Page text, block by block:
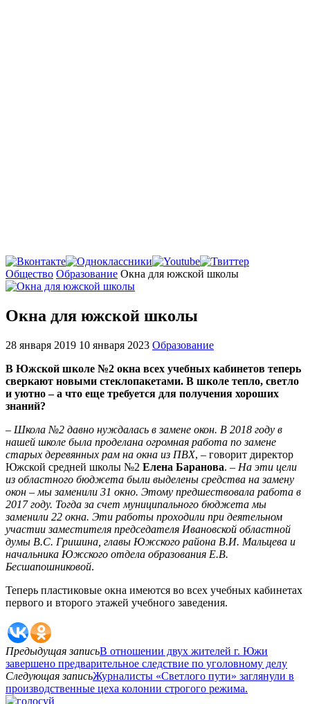
Главная
Общество Образование Окна для южской школы
Окна для южской школы
28 января 2019 10 января 2023 Образование
В Южской школе №2 окна всех учебных кабинетов теперь
сверкают новыми стеклопакетами. В школе тепло, светло
и уютно – а что еще требуется для получения хороших
знаний?
– Школа №2 давно нуждалась в замене окон. В 2018 году в
нашей школе была проделана огромная работа по замене
старых деревянных рам на окна из ПВХ, – говорит директор
Южской средней школы №2 Елена Баранова. – На эти цели
из областного бюджета были выделены средства на замену
окон – мы заменили 31 окно. Этому предшествовала работа в
2017 году. Тогда за счет муниципального бюджета мы
заменили 22 окна. Эти работы проходили при деятельном
участии заместителя председателя Ивановской областной
думы В.С. Гришина, главы Южского района В.И. Мальцева и
начальника Южского отдела образования Е.В.
Бесшапошниковой.
Теперь пластиковые окна имеются во всех учебных кабинетах
первого и второго этажей учебного заведения.
Предыдущая записьВ отношении двух жителей г. Южи
завершено предварительное следствие по уголовному делу
Следующая записьЖурналисты «Светлого пути» заглянули в
производственные цеха колонии строгого режима.